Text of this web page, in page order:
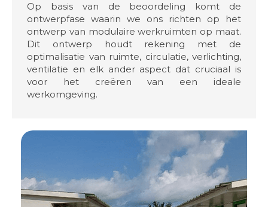
Op basis van de beoordeling komt de
ontwerpfase waarin we ons richten op het
ontwerp van modulaire werkruimten op maat.
Dit ontwerp houdt rekening met de
optimalisatie van ruimte, circulatie, verlichting,
ventilatie en elk ander aspect dat cruciaal is
voor het creëren van een ideale
werkomgeving.